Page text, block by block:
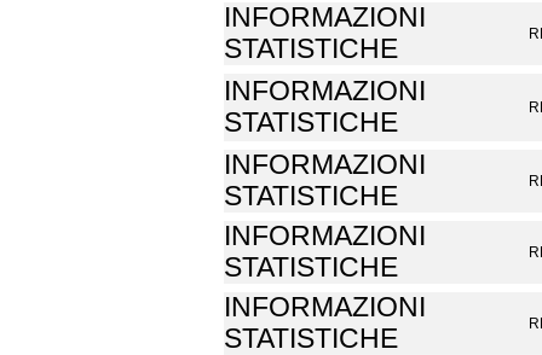
INFORMAZIONI
STATISTICHE
INFORMAZIONI
STATISTICHE
INFORMAZIONI
STATISTICHE
INFORMAZIONI
STATISTICHE
INFORMAZIONI
STATISTICHE